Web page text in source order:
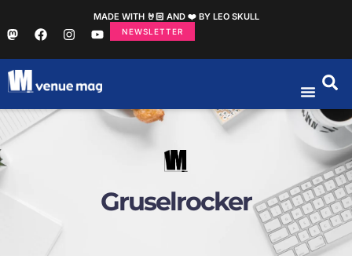
MADE WITH 🤘🏻 AND ❤️ BY LEO SKULL
NEWSLETTER
Gruselrocker